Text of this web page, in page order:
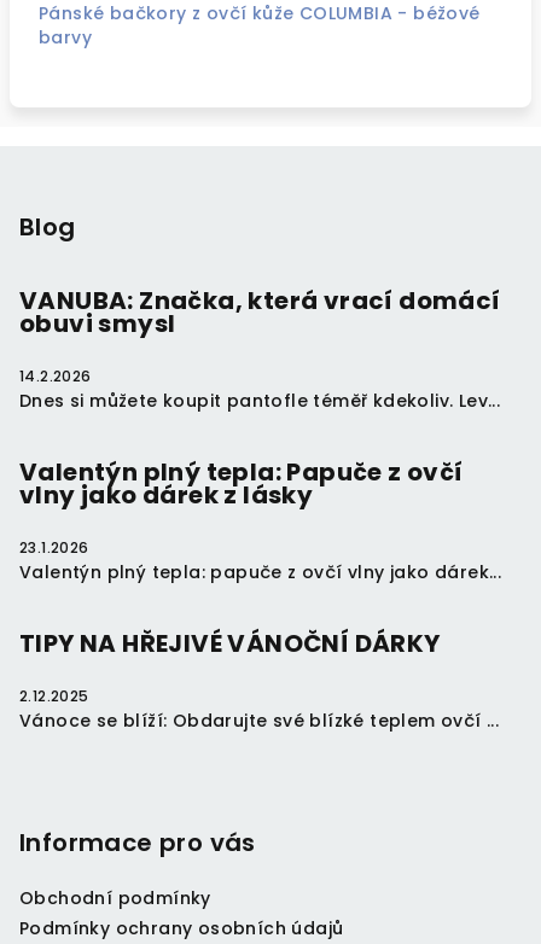
Pánské bačkory z ovčí kůže COLUMBIA - béžové
barvy
Blog
VANUBA: Značka, která vrací domácí
obuvi smysl
14.2.2026
Dnes si můžete koupit pantofle téměř kdekoliv. Lev...
Valentýn plný tepla: Papuče z ovčí
vlny jako dárek z lásky
23.1.2026
Valentýn plný tepla: papuče z ovčí vlny jako dárek...
TIPY NA HŘEJIVÉ VÁNOČNÍ DÁRKY
2.12.2025
Vánoce se blíží: Obdarujte své blízké teplem ovčí ...
Informace pro vás
Obchodní podmínky
Podmínky ochrany osobních údajů